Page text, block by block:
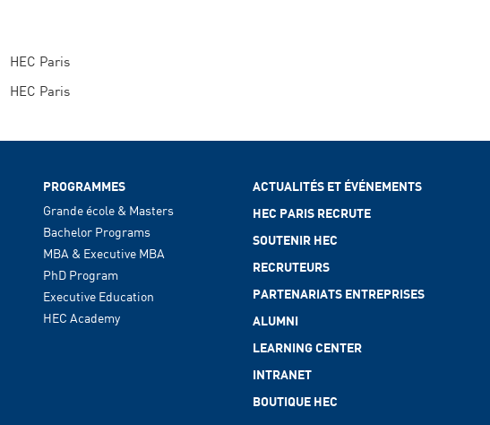
HEC Paris
HEC Paris
PROGRAMMES
Grande école & Masters
Bachelor Programs
MBA & Executive MBA
PhD Program
Executive Education
HEC Academy
ACTUALITÉS ET ÉVÉNEMENTS
HEC PARIS RECRUTE
SOUTENIR HEC
RECRUTEURS
PARTENARIATS ENTREPRISES
ALUMNI
LEARNING CENTER
INTRANET
BOUTIQUE HEC